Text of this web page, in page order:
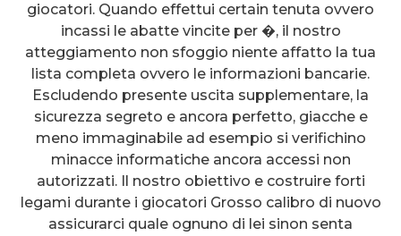
giocatori. Quando effettui certain tenuta ovvero
incassi le abatte vincite per �, il nostro
atteggiamento non sfoggio niente affatto la tua
lista completa ovvero le informazioni bancarie.
Escludendo presente uscita supplementare, la
sicurezza segreto e ancora perfetto, giacche e
meno immaginabile ad esempio si verifichino
minacce informatiche ancora accessi non
autorizzati. Il nostro obiettivo e costruire forti
legami durante i giocatori Grosso calibro di nuovo
assicurarci quale ognuno di lei sinon senta